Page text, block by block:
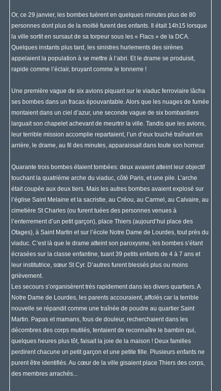
Or, ce 29 janvier, les bombes tuèrent en quelques minutes plus de 80
personnes dont plus de la moitié furent des enfants. Il était 14h15 lorsque
la ville sortit en sursaut de sa torpeur sous les « Flacs » de la DCA.
Quelques instants plus tard, les sinistres hurlements des sirènes
appelaient la population à se mettre à l’abri. Et le drame se produisit,
rapide comme l’éclair, bruyant comme le tonnerre !
Une première vague de six avions piquant sur le viaduc ferroviaire lâcha
ses bombes dans un fracas épouvantable. Alors que les nuages de fumée
montaient dans un ciel d’azur, une seconde vague de six bombardiers
larguait son chapelet achevant de meurtrir la ville. Tandis que les avions,
leur terrible mission accomplie repartaient, l’un d’eux touché traînant en
arrière, le drame, au fil des minutes, apparaissait dans toute son horreur.
Quarante trois bombes étaient tombées: deux avaient atteint leur objectif
touchant la quatrième arche du viaduc, côté Paris, et une pile. L’arche
était coupée aux deux tiers. Mais les autres bombes avaient explosé sur
l’église Saint Melaine et la sacristie, au Créou, au Carmel, au Calvaire, au
cimetière St Charles (ou furent tuées des personnes venues à
l’enterrement d’un petit garçon), place Thiers (aujourd’hui place des
Otages), à Saint Martin et sur l’école Notre Dame de Lourdes, tout près du
viaduc. C’est là que le drame atteint son paroxysme, les bombes s’étant
écrasées sur la classe enfantine, tuant 39 petits enfants de 4 à 7 ans et
leur institutrice, sœur St Cyr. D’autres furent blessés plus ou moins
grièvement.
Les secours s’organisèrent très rapidement dans les divers quartiers. A
Notre Dame de Lourdes, les parents accouraient, affolés car la terrible
nouvelle se répandit comme une traînée de poudre au quartier Saint
Martin. Papas et mamans, fous de douleur, recherchaient dans les
décombres des corps mutilés, tentaient de reconnaître le bambin qui,
quelques heures plus tôt, faisait la joie de la maison ! Deux familles
perdirent chacune un petit garçon et une petite fille. Plusieurs enfants ne
purent être identifiés. Au cœur de la ville gisaient place Thiers des corps,
des membres arrachés...